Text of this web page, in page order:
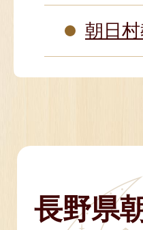
朝日
長野県